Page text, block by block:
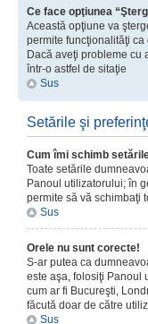
Ce face opţiunea
Această opţiune va
permite funcţionalităţi
Dacă aveţi probleme cu
într-o astfel de sitaţie
Sus
Setările şi
Cum îmi schimb
Toate setările
Panoul utilizatorului; în
permite să vă schimbaţi
Sus
Orele nu sunt corecte!
S-ar putea ca
este aşa, folosiţi Panoul
cum ar fi Bucureşti,
făcută doar de către
Sus